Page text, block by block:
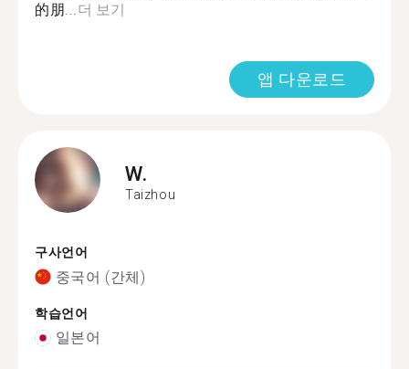
的朋...더 보기
앱 다운로드
W.
Taizhou
구사언어
중국어 (간체)
학습언어
일본어